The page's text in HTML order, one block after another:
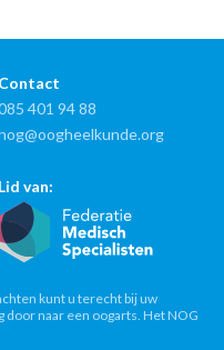
Contact
401 94 88
Lid van:
kunt u terecht bij uw
naar een oogarts. Het NOG